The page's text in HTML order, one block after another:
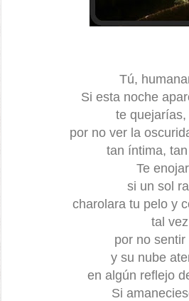
Tú,
Si esta noche
te quejarías,
por no ver la
tan íntima,
Te
si un sol
charolara tu pelo y
tal
por no sentir
y su nube
en algún reflejo
Si